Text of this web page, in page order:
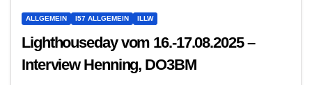
ALLGEMEIN I57 ALLGEMEIN ILLW
Lighthouseday vom 16.-17.08.2025 –
Interview Henning, DO3BM